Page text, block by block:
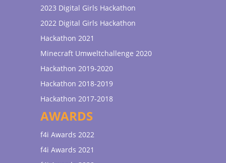
2023 Digital Girls Hackathon
2022 Digital Girls Hackathon
Hackathon 2021
Minecraft Umweltchallenge 2020
Hackathon 2019-2020
Hackathon 2018-2019
Hackathon 2017-2018
AWARDS
f4i Awards 2022
f4i Awards 2021